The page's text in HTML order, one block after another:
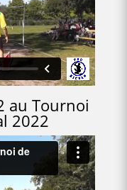
au Tournoi
2022